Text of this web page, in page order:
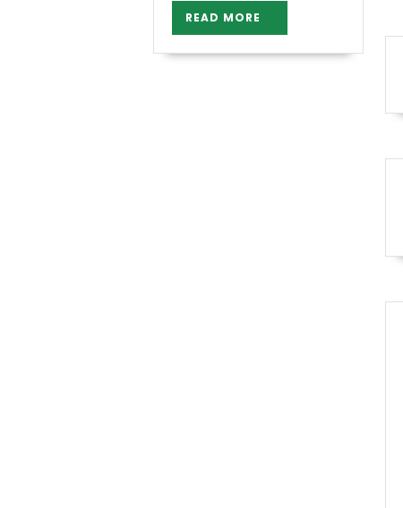
READ MORE
MORE